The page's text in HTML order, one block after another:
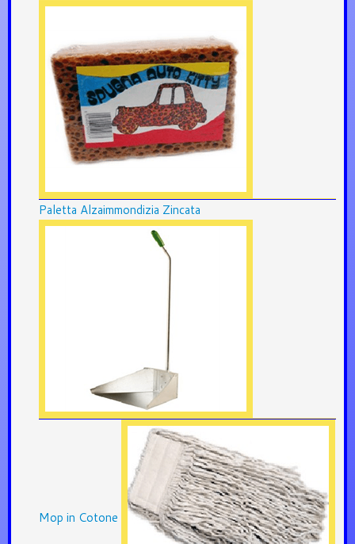
Paletta Alzaimmondizia Zincata
Mop in Cotone